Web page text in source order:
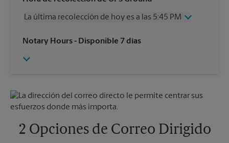
Viernes
5:45 PM
Domingo
Sin Recolección
La última recolección de hoy es a las 5:45 PM
Miércoles
5:45 PM
Viernes
Lunes
5:45 PM
Martes
5:45 PM
Notary Hours- Disponible 7 días
2 Opciones de Correo Dirigido